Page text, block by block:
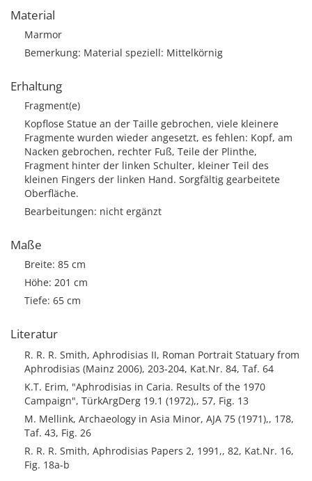
Material
Marmor
Bemerkung: Material speziell: Mittelkörnig
Erhaltung
Fragment(e)
Kopflose Statue an der Taille gebrochen, viele kleinere
Fragmente wurden wieder angesetzt, es fehlen: Kopf, am
Nacken gebrochen, rechter Fuß, Teile der Plinthe,
Fragment hinter der linken Schulter, kleiner Teil des
kleinen Fingers der linken Hand. Sorgfältig gearbeitete
Oberfläche.
Bearbeitungen: nicht ergänzt
Maße
Breite: 85 cm
Höhe: 201 cm
Tiefe: 65 cm
Literatur
R. R. R. Smith, Aphrodisias II, Roman Portrait Statuary from
Aphrodisias (Mainz 2006), 203-204, Kat.Nr. 84, Taf. 64
K.T. Erim, "Aphrodisias in Caria. Results of the 1970
Campaign", TürkArgDerg 19.1 (1972),, 57, Fig. 13
M. Mellink, Archaeology in Asia Minor, AJA 75 (1971),, 178,
Taf. 43, Fig. 26
R. R. R. Smith, Aphrodisias Papers 2, 1991,, 82, Kat.Nr. 16,
Fig. 18a-b